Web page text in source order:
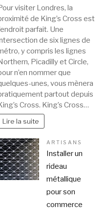
visiter Londres, la
de King’s Cross est
parfait. Une
de six lignes de
y compris les lignes
Picadilly et Circle,
n’en nommer que
unes, vous mènera
partout depuis
Cross. King’s Cross…
Lire la suite
ARTISANS
Installer un
rideau
métallique
pour son
commerce